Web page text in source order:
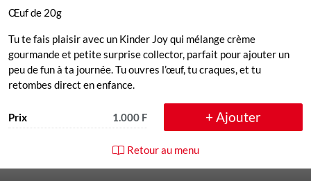
Œuf de 20g
Tu te fais plaisir avec un Kinder Joy qui mélange crème
gourmande et petite surprise collector, parfait pour ajouter un
peu de fun à ta journée. Tu ouvres l’œuf, tu craques, et tu
retombes direct en enfance.
Prix 1.000 F + Ajouter
Retour au menu